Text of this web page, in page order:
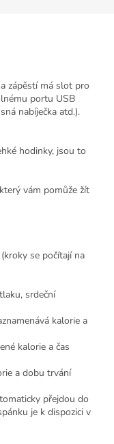
zápěstí má slot pro
portu USB
nabíječka atd.).
hodinky, jsou to
vám pomůže žít
se počítají na
srdeční
kalorie a
kalorie a čas
a dobu trvání
přejdou do
je k dispozici v